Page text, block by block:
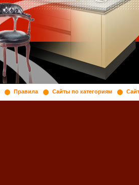
Правила Сайты по категориям